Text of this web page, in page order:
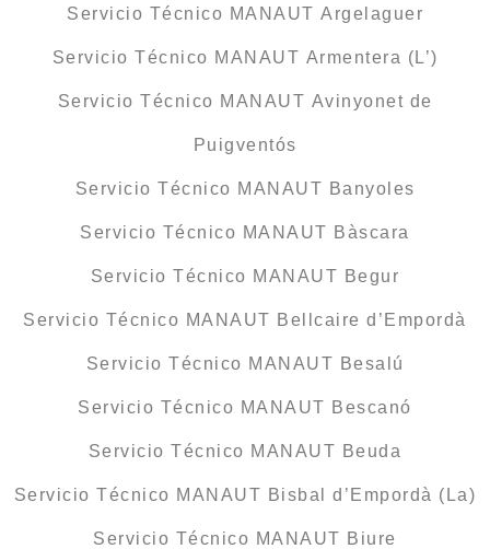
Servicio Técnico MANAUT Argelaguer
Servicio Técnico MANAUT Armentera (L’)
Servicio Técnico MANAUT Avinyonet de
Puigventós
Servicio Técnico MANAUT Banyoles
Servicio Técnico MANAUT Bàscara
Servicio Técnico MANAUT Begur
Servicio Técnico MANAUT Bellcaire d’Empordà
Servicio Técnico MANAUT Besalú
Servicio Técnico MANAUT Bescanó
Servicio Técnico MANAUT Beuda
Servicio Técnico MANAUT Bisbal d’Empordà (La)
Servicio Técnico MANAUT Biure